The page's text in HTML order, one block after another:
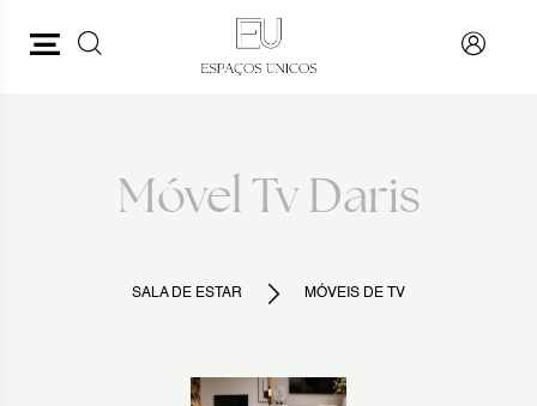
Móvel Tv Daris
SALA DE ESTAR MÓVEIS DE TV
PESQUISAR